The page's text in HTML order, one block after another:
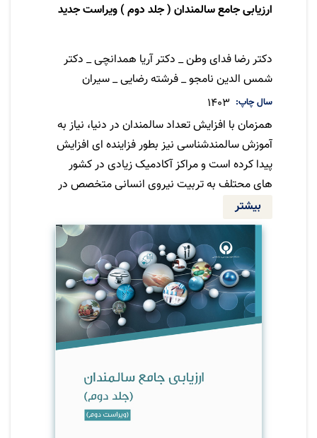
ارزیابی جامع سالمندان ( جلد دوم ) ویراست جدید
دکتر رضا فدای وطن _ دکتر آریا همدانچی _ دکتر
شمس الدین نامجو _ فرشته رضایی _ سیران
محمدی
سال چاپ
1403
همزمان با افزایش تعداد سالمندان در دنیا، نیاز به
آموزش سالمندشناسی نیز بطور فزاینده ای افزایش
پیدا کرده است و مراکز آکادمیک زیادی در کشور
های محتلف به تربیت نیروی انسانی متخصص در
این زمینه همت گماشته اند. در کشور ایران هم در
این زمینه اقدامات قابل توجهی انجام شده است و
برخی از دانشگاه ها، در زمینه آموزش رشته های
مرتبط با سالمندی، از قبیل کارشناسی ارشد سلامت
سالمندی، دکترای سالمند شناسی و یا رشته های
دیگری مثل پرستاری سالمندی اقدام نموده اند.
دانشگاه علوم توانبخشی و سلامت اجتماعی نیز به
عنوان پیشگام در این حیطه قدم گذاشته و از نظر
تحصیلی در رشته های مرتبط با سالمندی مقام
اول را در ایران دارا است. از سوی دیگر بر خلاف
بسیاری از رشته های مرتبط با سلامت که مباحث
بیشتر